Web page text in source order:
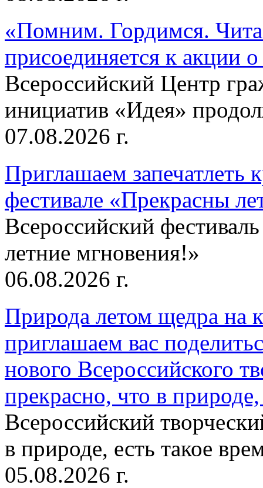
«Помним. Гордимся.
присоединяется к акции
Всероссийский Центр
инициатив «Идея»
07.08.2026 г.
Приглашаем запечатлеть
фестивале «Прекрасны
Всероссийский
летние мгновения!»
06.08.2026 г.
Природа летом щедра на
приглашаем вас
нового Всероссийского
прекрасно, что в
Всероссийский
в природе, есть такое
05.08.2026 г.